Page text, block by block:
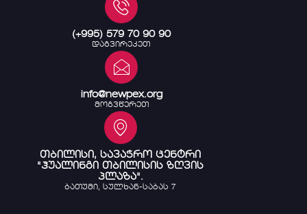
(+995) 579 70 90 90
დაგვირეკეთ
info@newpex.org
მოგვწერეთ
თბილისი, სავაჭრო ცენტრი
"ჰუალინგი თბილისის ზღვის
პლაზა".
ბათუმი, სულხან-საბას 7